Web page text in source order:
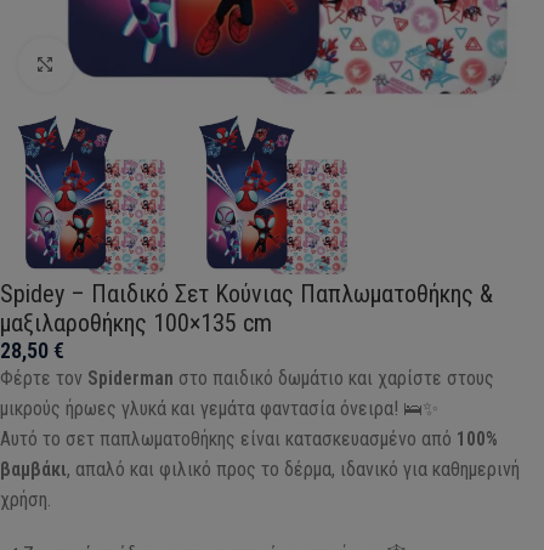
Click to enlarge
Spidey – Παιδικό Σετ Κούνιας Παπλωματοθήκης &
μαξιλαροθήκης 100×135 cm
28,50€
Φέρτε τον Spiderman στο παιδικό δωμάτιο και χαρίστε στους
μικρούς ήρωες γλυκά και γεμάτα φαντασία όνειρα! 🛌✨
Αυτό το σετ παπλωματοθήκης είναι κατασκευασμένο από 100%
βαμβάκι, απαλό και φιλικό προς το δέρμα, ιδανικό για καθημερινή
χρήση.